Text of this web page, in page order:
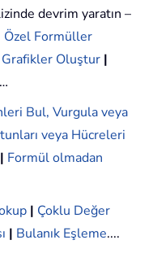
devrim yaratın –
Özel Formüller
Oluştur |
…
Bul, Vurgula veya
veya Hücreleri
| Formül olmadan
| Çoklu Değer
| Bulanık Eşleme....